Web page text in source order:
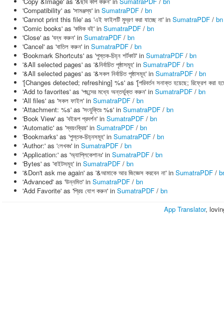
'Compatibility' as 'সামঞ্জস্য' in SumatraPDF / bn
'Cannot print this file' as 'এই ফাইলটি মুদ্রণ করা যাচ্ছে না' in SumatraPDF / bn
'Comic books' as 'কমিক বই' in SumatraPDF / bn
'Close' as 'বন্ধ করুন' in SumatraPDF / bn
'Cancel' as 'বাতিল করুন' in SumatraPDF / bn
'Bookmark Shortcuts' as 'পুস্তক-চিহ্ন শর্টকাট' in SumatraPDF / bn
'&All selected pages' as '&নির্বাচিত পৃষ্ঠাসমূহ' in SumatraPDF / bn
'&All selected pages' as '&সকল নির্বাচিত পৃষ্ঠাসমূহ' in SumatraPDF / bn
'[Changes detected; refreshing] %s' as '[পরিবর্তন সনাক্ত হয়েছে; রিফ্রেশ করা
'Add to favorites' as 'পছন্দের মধ্যে অন্তর্ভুক্ত করুন' in SumatraPDF / bn
'All files' as 'সকল ফাইল' in SumatraPDF / bn
'Attachment: %s' as 'সংযুক্তিঃ %s' in SumatraPDF / bn
'Book View' as 'বইরূপ প্রদর্শন' in SumatraPDF / bn
'Automatic' as 'স্বয়ংক্রিয়' in SumatraPDF / bn
'Bookmarks' as 'পুস্তক-চিহ্নসমূহ' in SumatraPDF / bn
'Author:' as 'লেখকঃ' in SumatraPDF / bn
'Application:' as 'অ্যাপ্লিকেশানঃ' in SumatraPDF / bn
'Bytes' as 'বাইটসমূহ' in SumatraPDF / bn
'&Don't ask me again' as '&আমাকে আর জিজ্ঞেস করবেন না' in SumatraPDF /
'Advanced' as 'উন্নমিত' in SumatraPDF / bn
'Add Favorite' as 'প্রিয় যোগ করুন' in SumatraPDF / bn
App Translator,